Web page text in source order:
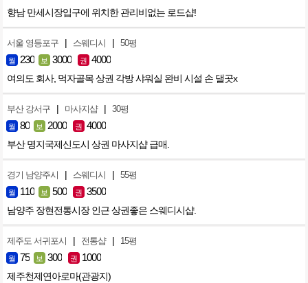
향남 만세시장입구에 위치한 관리비없는 로드샵!
서울 영등포구 | 스웨디시 | 50평
월 230 보 3000 권 4000
여의도 회사, 먹자골목 상권 각방 샤워실 완비 시설 손 댈곳x
부산 강서구 | 마사지샵 | 30평
월 80 보 2000 권 4000
부산 명지국제신도시 상권 마사지샵 급매.
경기 남양주시 | 스웨디시 | 55평
월 110 보 500 권 3500
남양주 장현전통시장 인근 상권좋은 스웨디시샵.
제주도 서귀포시 | 전통샵 | 15평
월 75 보 300 권 1000
제주천제연아로마(관광지)